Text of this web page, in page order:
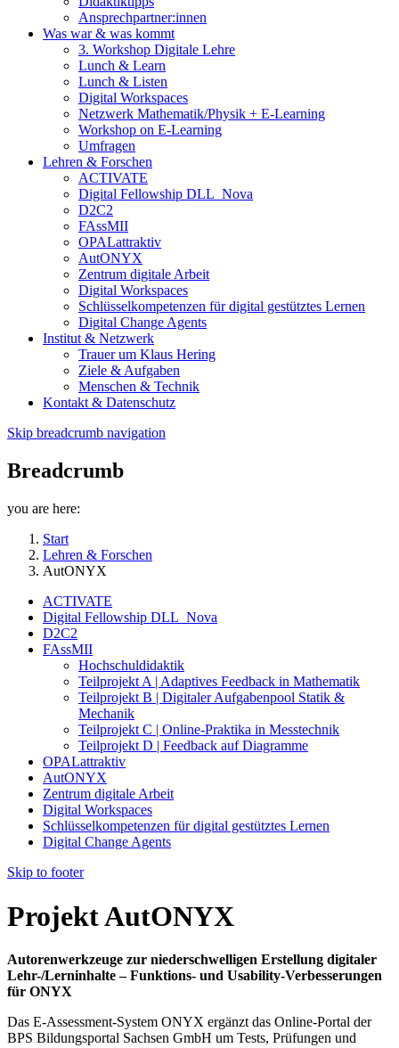
Ansprechpartner:innen
Was war & was kommt
3. Workshop Digitale Lehre
Lunch & Learn
Lunch & Listen
Digital Workspaces
Netzwerk Mathematik/Physik + E-Learning
Workshop on E-Learning
Umfragen
Lehren & Forschen
ACTIVATE
Digital Fellowship DLL_Nova
D2C2
FAssMII
OPALattraktiv
AutONYX
Zentrum digitale Arbeit
Digital Workspaces
Schlüsselkompetenzen für digital gestütztes Lernen
Digital Change Agents
Institut & Netzwerk
Trauer um Klaus Hering
Ziele & Aufgaben
Menschen & Technik
Kontakt & Datenschutz
Skip breadcrumb navigation
Breadcrumb
you are here:
Start
Lehren & Forschen
AutONYX
ACTIVATE
Digital Fellowship DLL_Nova
D2C2
FAssMII
Hochschuldidaktik
Teilprojekt A | Adaptives Feedback in Mathematik
Teilprojekt B | Digitaler Aufgabenpool Statik &
Mechanik
Teilprojekt C | Online-Praktika in Messtechnik
Teilprojekt D | Feedback auf Diagramme
OPALattraktiv
AutONYX
Zentrum digitale Arbeit
Digital Workspaces
Schlüsselkompetenzen für digital gestütztes Lernen
Digital Change Agents
Skip to footer
Projekt AutONYX
Autorenwerkzeuge zur niederschwelligen Erstellung digitaler
Lehr-/Lerninhalte – Funktions- und Usability-Verbesserungen
für ONYX
Das E-Assessment-System ONYX ergänzt das Online-Portal der
BPS Bildungsportal Sachsen GmbH um Tests, Prüfungen und